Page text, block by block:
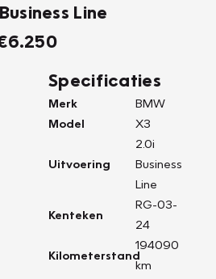
Line
Specificaties
Merk
BMW
Model
X3
Uitvoering
2.0i
Business
Line
Kenteken
RG-03-
24
Kilometerstand
194090
km